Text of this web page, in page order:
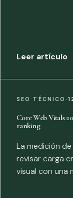
Leer artículo
SEO TÉCNICO·
Core Web Vitals
ranking
La medición
revisar carga
visual con una